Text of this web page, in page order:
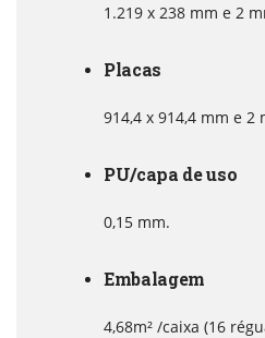
1.219 x 238 mm e 2
Placas
914,4 x 914,4 mm e 2
PU/capa de uso
0,15 mm.
Embalagem
4,68m² /caixa (16